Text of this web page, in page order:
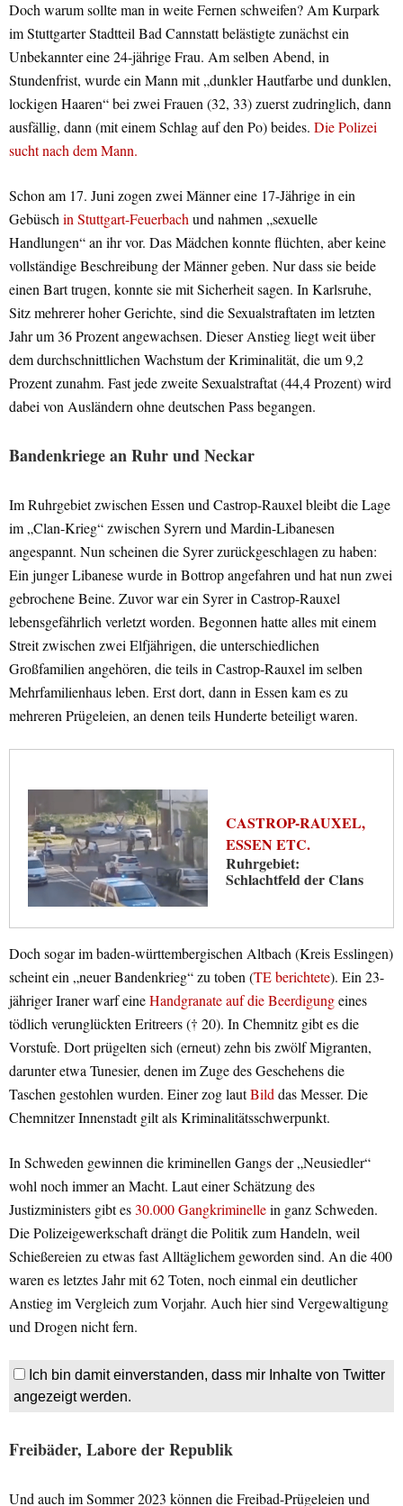
Doch warum sollte man in weite Fernen schweifen? Am Kurpark
im Stuttgarter Stadtteil Bad Cannstatt belästigte zunächst ein
Unbekannter eine 24-jährige Frau. Am selben Abend, in
Stundenfrist, wurde ein Mann mit „dunkler Hautfarbe und dunklen,
lockigen Haaren“ bei zwei Frauen (32, 33) zuerst zudringlich, dann
ausfällig, dann (mit einem Schlag auf den Po) beides. Die Polizei
sucht nach dem Mann.
Schon am 17. Juni zogen zwei Männer eine 17-Jährige in ein
Gebüsch in Stuttgart-Feuerbach und nahmen „sexuelle
Handlungen“ an ihr vor. Das Mädchen konnte flüchten, aber keine
vollständige Beschreibung der Männer geben. Nur dass sie beide
einen Bart trugen, konnte sie mit Sicherheit sagen. In Karlsruhe,
Sitz mehrerer hoher Gerichte, sind die Sexualstraftaten im letzten
Jahr um 36 Prozent angewachsen. Dieser Anstieg liegt weit über
dem durchschnittlichen Wachstum der Kriminalität, die um 9,2
Prozent zunahm. Fast jede zweite Sexualstraftat (44,4 Prozent) wird
dabei von Ausländern ohne deutschen Pass begangen.
Bandenkriege an Ruhr und Neckar
Im Ruhrgebiet zwischen Essen und Castrop-Rauxel bleibt die Lage
im „Clan-Krieg“ zwischen Syrern und Mardin-Libanesen
angespannt. Nun scheinen die Syrer zurückgeschlagen zu haben:
Ein junger Libanese wurde in Bottrop angefahren und hat nun zwei
gebrochene Beine. Zuvor war ein Syrer in Castrop-Rauxel
lebensgefährlich verletzt worden. Begonnen hatte alles mit einem
Streit zwischen zwei Elfjährigen, die unterschiedlichen
Großfamilien angehören, die teils in Castrop-Rauxel im selben
Mehrfamilienhaus leben. Erst dort, dann in Essen kam es zu
mehreren Prügeleien, an denen teils Hunderte beteiligt waren.
CASTROP-RAUXEL,
ESSEN ETC.
Ruhrgebiet:
Schlachtfeld der Clans
Doch sogar im baden-württembergischen Altbach (Kreis Esslingen)
scheint ein „neuer Bandenkrieg“ zu toben (TE berichtete). Ein 23-
jähriger Iraner warf eineHandgranate auf die Beerdigungeines
tödlich verunglückten Eritreers († 20). In Chemnitz gibt es die
Vorstufe. Dort prügelten sich (erneut) zehn bis zwölf Migranten,
darunter etwa Tunesier, denen im Zuge des Geschehens die
Taschen gestohlen wurden. Einer zog lautBild das Messer. Die
Chemnitzer Innenstadt gilt als Kriminalitätsschwerpunkt.
In Schweden gewinnen die kriminellen Gangs der „Neusiedler“
wohl noch immer an Macht. Laut einer Schätzung des
Justizministers gibt es30.000 Gangkriminellein ganz Schweden.
Die Polizeigewerkschaft drängt die Politik zum Handeln, weil
Schießereien zu etwas fast Alltäglichem geworden sind. An die 400
waren es letztes Jahr mit 62 Toten, noch einmal ein deutlicher
Anstieg im Vergleich zum Vorjahr. Auch hier sind Vergewaltigung
und Drogen nicht fern.
Ich bin damit einverstanden, dass mir Inhalte von Twitter
angezeigt werden.
Freibäder, Labore der Republik
Und auch im Sommer 2023 können die Freibad-Prügeleien und